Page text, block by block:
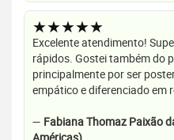
★★★★★
Excelente atendimento!
rápidos. Gostei também do
principalmente por ser
empático e diferenciado em
— Fabiana Thomaz Paixão